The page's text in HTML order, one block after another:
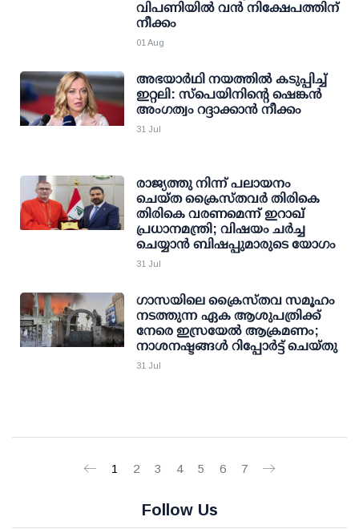
വിപണിയില്‍ വന്‍ നിക്ഷേപത്തിന്
നീക്കം
01 Aug
അഭയാര്‍ഥി നയത്തില്‍ കടുപ്പിച്ച്
ഇറ്റലി: സ്‌പെയിനിന്റെ ഷെങ്കന്‍
അംഗത്വം റദ്ദാക്കാന്‍ നീക്കം
31 Jul
രാജ്യത്തു നിന്ന് പലായനം
ചെയ്ത ക്രൈസ്തവര്‍ തിരികെ
തിരികെ വരണമെന്ന് ഇറാഖ്
പ്രധാനമന്ത്രി; വിഷയം ചര്‍ച്ച
ചെയ്യാന്‍ ബിഷപ്പുമാരുടെ യോഗം
31 Jul
ഗാസയിലെ ക്രൈസ്തവ സമൂഹം
നടത്തുന്ന ഏക ആശുപത്രിക്ക്
നേരെ ഇസ്രയേൽ ആക്രമണം;
നാശനഷ്ടങ്ങൾ റിപ്പോർട്ട് ചെയ്തു
31 Jul
1 2 3 4 5 6 7
Follow Us